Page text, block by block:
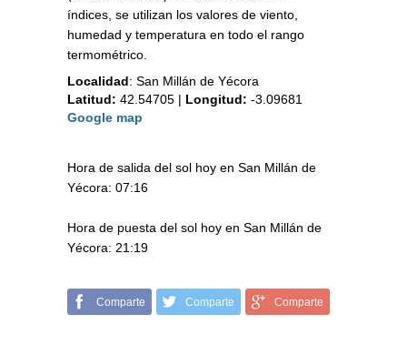
índices, se utilizan los valores de viento,
humedad y temperatura en todo el rango
termométrico.
Localidad: San Millán de Yécora
Latitud: 42.54705 | Longitud: -3.09681
Google map
Hora de salida del sol hoy en San Millán de
Yécora: 07:16
Hora de puesta del sol hoy en San Millán de
Yécora: 21:19
Comparte Comparte Comparte